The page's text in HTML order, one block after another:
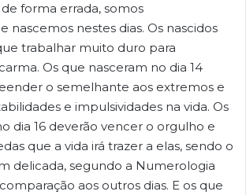
forma errada, somos
nascemos nestes dias. Os nascidos
trabalhar muito duro para
Os que nasceram no dia 14
o semelhante aos extremos e
e impulsividades na vida. Os
dia 16 deverão vencer o orgulho e
que a vida irá trazer a elas, sendo o
delicada, segundo a Numerologia
aos outros dias. E os que